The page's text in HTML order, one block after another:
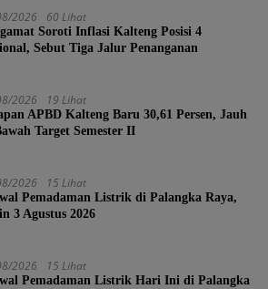
2026 60 Lihat
Soroti Inflasi Kalteng Posisi 4
Sebut Tiga Jalur Penanganan
2026 19 Lihat
APBD Kalteng Baru 30,61 Persen, Jauh
Target Semester II
2026 15 Lihat
Pemadaman Listrik di Palangka Raya,
3 Agustus 2026
2026 15 Lihat
Pemadaman Listrik Hari Ini di Palangka